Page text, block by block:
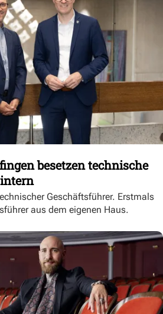
besetzen technische
Geschäftsführer. Erstmals
aus dem eigenen Haus.